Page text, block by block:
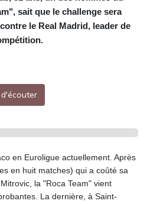
sait que le challenge sera
le Real Madrid, leader de
en Euroligue actuellement. Après
en huit matches) qui a coûté sa
la "Roca Team" vient
La dernière, à Saint-